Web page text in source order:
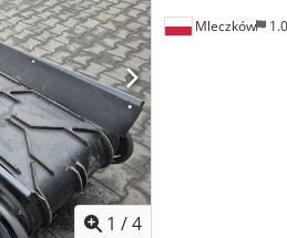
1 /4
Mleczków